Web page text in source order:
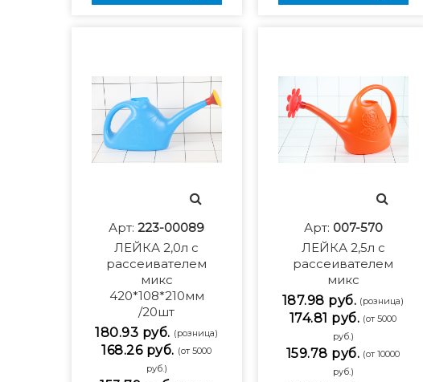
Арт:223-00089
ЛЕЙКА 2,0л с
рассеивателем
микс
420*108*210мм
/20шт
180.93 руб. (розница)
168.26 руб. (от 5000
руб.)
Арт: 007-570
ЛЕЙКА 2,5л с
рассеивателем
микс
187.98 руб. (розница)
174.81 руб. (от 5000
руб.)
159.78 руб. (от 10000
руб.)